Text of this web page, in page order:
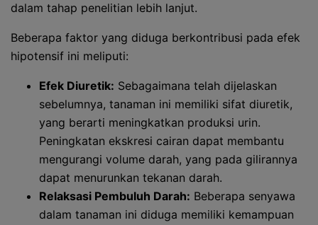
dalam tahap penelitian lebih lanjut.
Beberapa faktor yang diduga berkontribusi pada efek
hipotensif ini meliputi:
Efek Diuretik: Sebagaimana telah dijelaskan
sebelumnya, tanaman ini memiliki sifat diuretik,
yang berarti meningkatkan produksi urin.
Peningkatan ekskresi cairan dapat membantu
mengurangi volume darah, yang pada gilirannya
dapat menurunkan tekanan darah.
Relaksasi Pembuluh Darah: Beberapa senyawa
dalam tanaman ini diduga memiliki kemampuan